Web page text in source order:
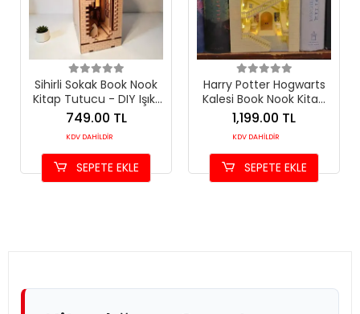
Sihirli Sokak Book Nook
Kitap Tutucu - DIY Işıklı
Minyatür Maket Hobi
749.00 TL
KDV DAHİLDİR
SEPETE EKLE
Harry Potter Hogwarts
Kalesi Book Nook Kitap
Tutucu - DIY 25cm Dev
Minyatür Maket Kit
1,199.00 TL
KDV DAHİLDİR
SEPETE EKLE